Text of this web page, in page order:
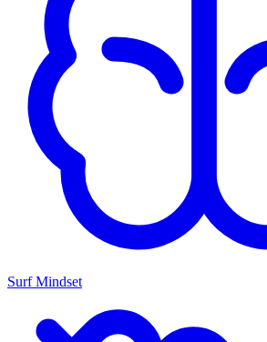
Surf Mindset